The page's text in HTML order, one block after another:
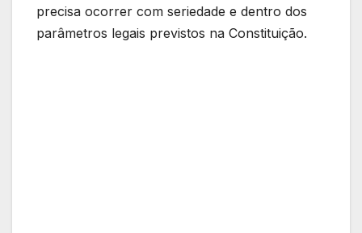
precisa ocorrer com seriedade e dentro dos
parâmetros legais previstos na Constituição.